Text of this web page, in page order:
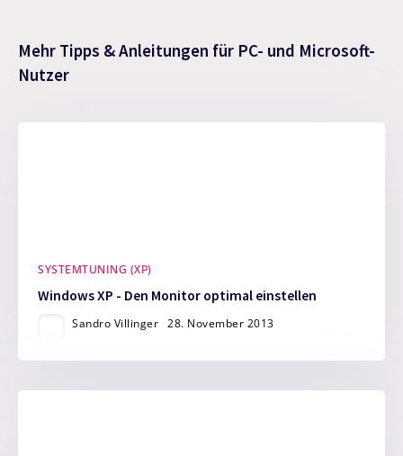
Mehr Tipps & Anleitungen für PC- und Microsoft-
Nutzer
SYSTEMTUNING (XP)
Windows XP - Den Monitor optimal einstellen
Sandro Villinger 28. November 2013